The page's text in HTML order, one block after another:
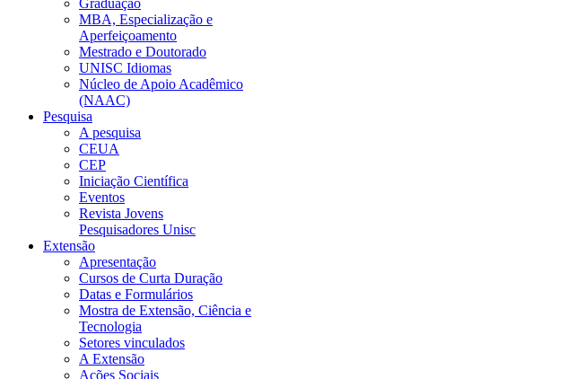
Graduação
MBA, Especialização e
Aperfeiçoamento
Mestrado e Doutorado
UNISC Idiomas
Núcleo de Apoio Acadêmico
(NAAC)
Pesquisa
A pesquisa
CEUA
CEP
Iniciação Científica
Eventos
Revista Jovens
Pesquisadores Unisc
Extensão
Apresentação
Cursos de Curta Duração
Datas e Formulários
Mostra de Extensão, Ciência e
Tecnologia
Setores vinculados
A Extensão
Ações Sociais